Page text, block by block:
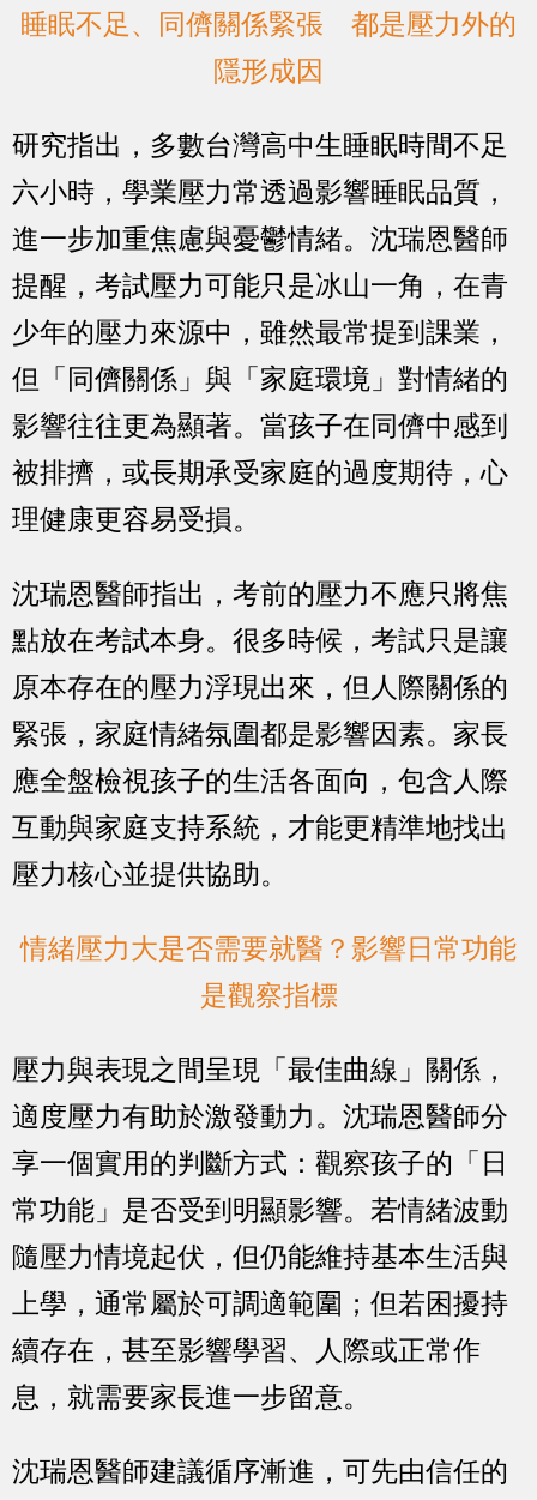
睡眠不足、同儕關係緊張 都是壓力外的
隱形成因
研究指出，多數台灣高中生睡眠時間不足
六小時，學業壓力常透過影響睡眠品質，
進一步加重焦慮與憂鬱情緒。沈瑞恩醫師
提醒，考試壓力可能只是冰山一角，在青
少年的壓力來源中，雖然最常提到課業，
但「同儕關係」與「家庭環境」對情緒的
影響往往更為顯著。當孩子在同儕中感到
被排擠，或長期承受家庭的過度期待，心
理健康更容易受損。
沈瑞恩醫師指出，考前的壓力不應只將焦
點放在考試本身。很多時候，考試只是讓
原本存在的壓力浮現出來，但人際關係的
緊張，家庭情緒氛圍都是影響因素。家長
應全盤檢視孩子的生活各面向，包含人際
互動與家庭支持系統，才能更精準地找出
壓力核心並提供協助。
情緒壓力大是否需要就醫？影響日常功能
是觀察指標
壓力與表現之間呈現「最佳曲線」關係，
適度壓力有助於激發動力。沈瑞恩醫師分
享一個實用的判斷方式：觀察孩子的「日
常功能」是否受到明顯影響。若情緒波動
隨壓力情境起伏，但仍能維持基本生活與
上學，通常屬於可調適範圍；但若困擾持
續存在，甚至影響學習、人際或正常作
息，就需要家長進一步留意。
沈瑞恩醫師建議循序漸進，可先由信任的